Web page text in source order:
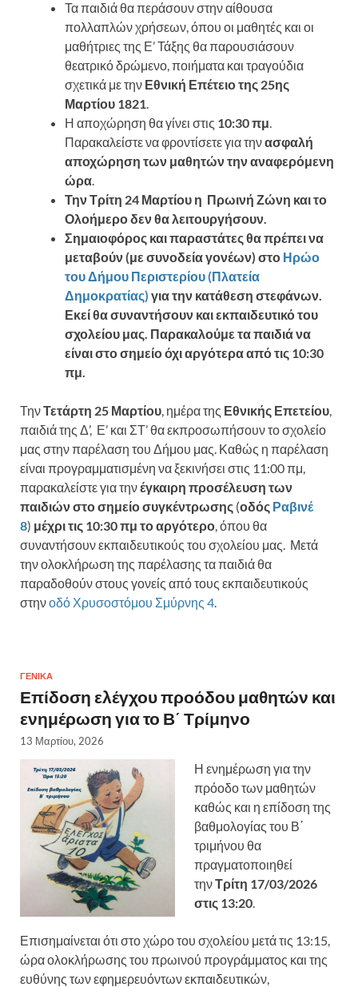
Τα παιδιά θα περάσουν στην αίθουσα
πολλαπλών χρήσεων, όπου οι μαθητές και οι
μαθήτριες της Ε’ Τάξης θα παρουσιάσουν
θεατρικό δρώμενο, ποιήματα και τραγούδια
σχετικά με την Εθνική Επέτειο της 25ης
Μαρτίου 1821.
Η αποχώρηση θα γίνει στις 10:30 πμ.
Παρακαλείστε να φροντίσετε για τηνασφαλή
αποχώρηση των μαθητών την αναφερόμενη
ώρα.
Την Τρίτη 24 Μαρτίου η Πρωινή Ζώνη και το
Ολοήμερο δεν θα λειτουργήσουν.
Σημαιοφόρος και παραστάτες θα πρέπει να
μεταβούν (με συνοδεία γονέων) στο Ηρώο
του Δήμου Περιστερίου (Πλατεία
Δημοκρατίας) για την κατάθεση στεφάνων.
Εκεί θα συναντήσουν και εκπαιδευτικό του
σχολείου μας. Παρακαλούμε τα παιδιά να
είναι στο σημείο όχι αργότερα από τις 10:30
πμ.
ΤηνΤετάρτη 25 Μαρτίου, ημέρα της Εθνικής Επετείου,
παιδιά της Δ’, Ε’ και ΣΤ’ θα εκπροσωπήσουν το σχολείο
μας στην παρέλαση του Δήμου μας. Καθώς η παρέλαση
είναι προγραμματισμένη να ξεκινήσει στις 11:00 πμ,
παρακαλείστε για τηνέγκαιρη προσέλευση των
παιδιών στο σημείο συγκέντρωσης (οδός Ραβινέ
8) μέχρι τις 10:30 πμ το αργότερο, όπου θα
συναντήσουν εκπαιδευτικούς του σχολείου μας. Μετά
την ολοκλήρωση της παρέλασης τα παιδιά θα
παραδοθούν στους γονείς από τους εκπαιδευτικούς
στηνοδό Χρυσοστόμου Σμύρνης 4.
ΓΕΝΙΚΆ
Επίδοση ελέγχου προόδου μαθητών και
ενημέρωση για το Β΄ Τρίμηνο
13 Μαρτίου, 2026
Η ενημέρωση για την
πρόοδο των μαθητών
καθώς και η επίδοση της
βαθμολογίας του Β΄
τριμήνου θα
πραγματοποιηθεί
τηνΤρίτη 17/03/2026
στις 13:20.
Επισημαίνεται ότι στο χώρο του σχολείου μετά τις 13:15,
ώρα ολοκλήρωσης του πρωινού προγράμματος και της
ευθύνης των εφημερευόντων εκπαιδευτικών,